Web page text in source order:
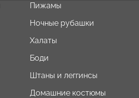
Пижамы
Ночные рубашки
Халаты
Боди
Штаны и леггинсы
Домашние костюмы